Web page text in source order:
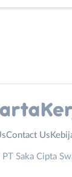
Contact Us
Saka Cipta